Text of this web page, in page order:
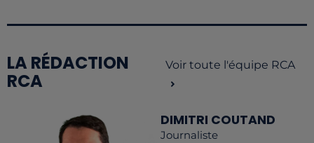
LA RÉDACTION
RCA
Voir toute l'équipe RCA
DIMITRI COUTAND
Journaliste